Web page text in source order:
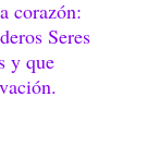
corazón:
Seres
y que